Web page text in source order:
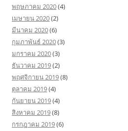
พฤษภาคม 2020(4)
เมษายน 2020(2)
มีนาคม 2020(6)
กุมภาพันธ์ 2020(3)
มกราคม 2020(3)
ธันวาคม 2019(2)
พฤศจิกายน 2019(8)
ตุลาคม 2019(4)
กันยายน 2019(4)
สิงหาคม 2019(8)
กรกฎาคม 2019(6)